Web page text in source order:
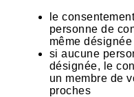
le
personne de
même désignée
si aucune
désignée, le
un membre de
proches